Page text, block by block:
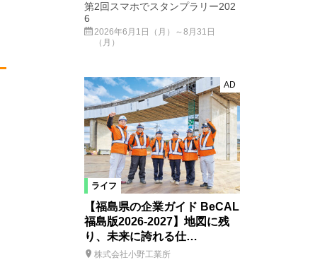
第2回スマホでスタンプラリー202
6
2026年6月1日（月）～8月31日
（月）
ライフ
AD
【福島県の企業ガイド BeCAL
福島版2026-2027】地図に残
り、未来に誇れる仕…
株式会社小野工業所